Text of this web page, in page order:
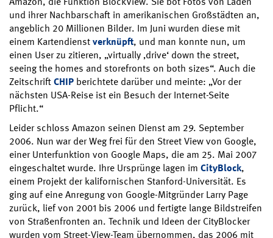
und ihrer Nachbarschaft in amerikanischen Großstädten an,
angeblich 20 Millionen Bilder. Im Juni wurden diese mit
einem Kartendienstverknüpft, und man konnte nun, um
einen User zu zitieren, „virtually ‚drive‘ down the street,
seeing the homes and storefronts on both sizes“. Auch die
ZeitschriftCHIP berichtete darüber und meinte: „Vor der
nächsten USA-Reise ist ein Besuch der Internet-Seite
Pflicht.“
Leider schloss Amazon seinen Dienst am 29. September
2006. Nun war der Weg frei für den Street View von Google,
einer Unterfunktion von Google Maps, die am 25. Mai 2007
eingeschaltet wurde. Ihre Ursprünge lagen im CityBlock,
einem Projekt der kalifornischen Stanford-Universität. Es
ging auf eine Anregung von Google-Mitgründer Larry Page
zurück, lief von 2001 bis 2006 und fertigte lange Bildstreifen
von Straßenfronten an. Technik und Ideen der CityBlocker
wurden vom Street-View-Team übernommen, das 2006 mit